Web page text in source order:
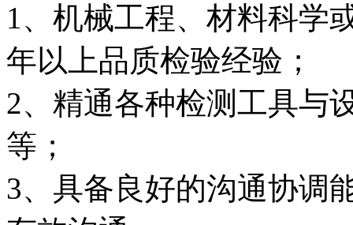
1、机械工程、材料科学
年以上品质检验经验；
2、精通各种检测工具与
等；
3、具备良好的沟通协调